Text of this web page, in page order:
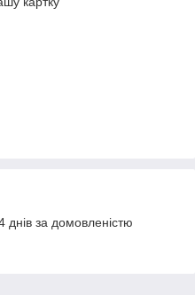
за домовленістю